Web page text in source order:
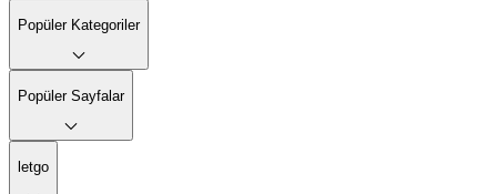
Popüler Kategoriler
Popüler Sayfalar
letgo